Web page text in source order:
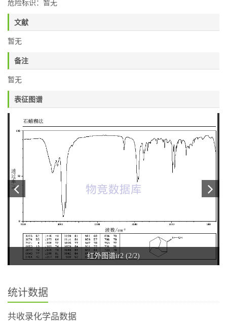
危险标识：暂无
文献
暂无
备注
暂无
表征图谱
红外图谱ir2 (2/2)
统计数据
共收录化学品数据